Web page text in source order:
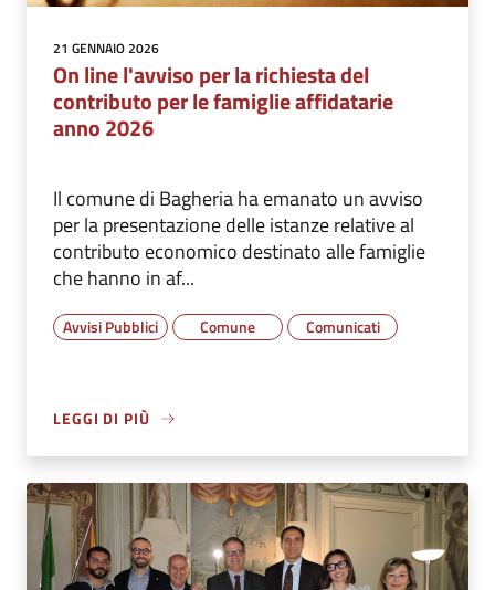
21 GENNAIO 2026
On line l'avviso per la richiesta del
contributo per le famiglie affidatarie
anno 2026
Il comune di Bagheria ha emanato un avviso
per la presentazione delle istanze relative al
contributo economico destinato alle famiglie
che hanno in af...
Avvisi Pubblici Comune Comunicati
LEGGI DI PIÙ